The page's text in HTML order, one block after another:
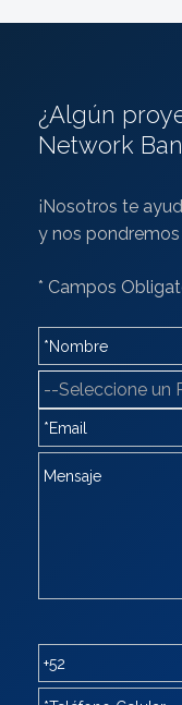
¿Algún
Network
¡Nosotros te
y nos
* Campos